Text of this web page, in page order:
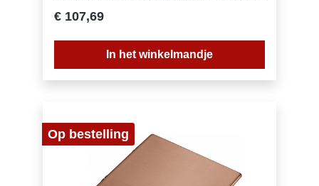
€ 107,69
In het winkelmandje
Op bestelling